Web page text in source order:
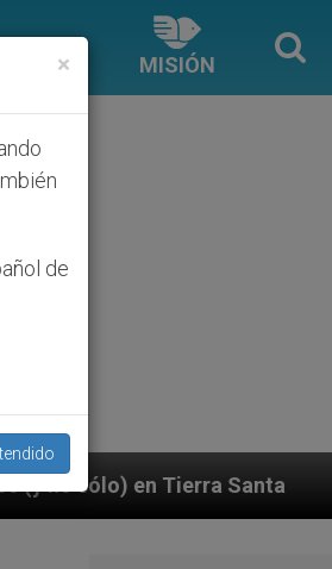
MISIÓN
Sacerdotes
×
de